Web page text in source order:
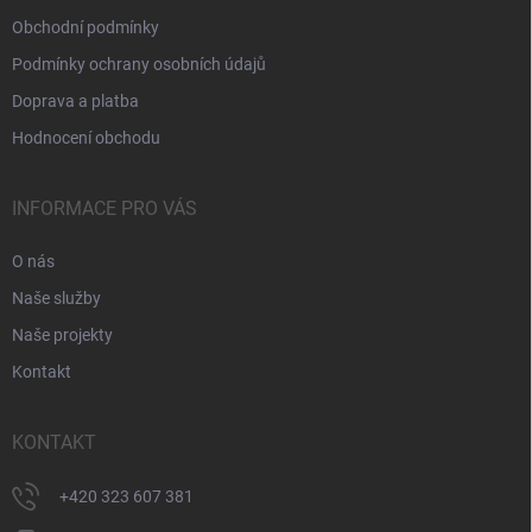
Obchodní podmínky
Podmínky ochrany osobních údajů
Doprava a platba
Hodnocení obchodu
INFORMACE PRO VÁS
O nás
Naše služby
Naše projekty
Kontakt
KONTAKT
+420 323 607 381